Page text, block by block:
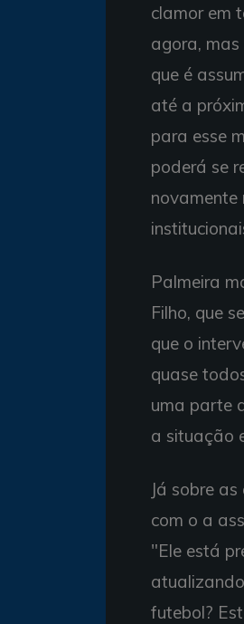
clamor em
agora,
que é
até a
para esse
poderá se
novamente
Palmeira
Filho, que
que o
quase
uma parte
a situação
Já sobre
com o a
"Ele está
futebol?